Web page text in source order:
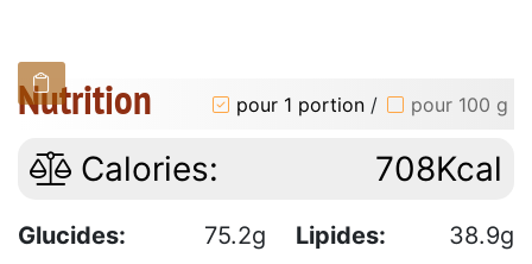
Nutrition pour 1 portion / pour 100 g
Calories: 708Kcal
Glucides: 75.2g Lipides:
38.9g